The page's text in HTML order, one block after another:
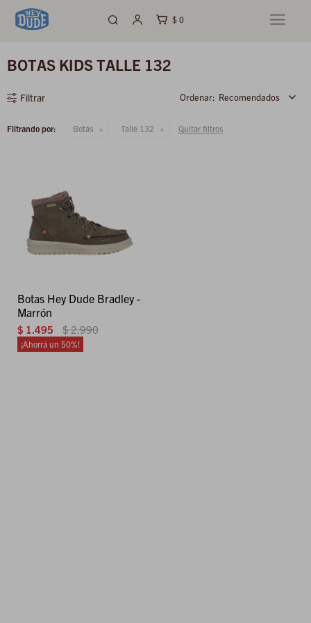
$ 0 
BOTAS KIDS TALLE 132
Recomendados
Filtrando por: Botas Talle 132 Quitar filtros
Botas Hey Dude Bradley -
Marrón
$ 1.495 $2.990
50